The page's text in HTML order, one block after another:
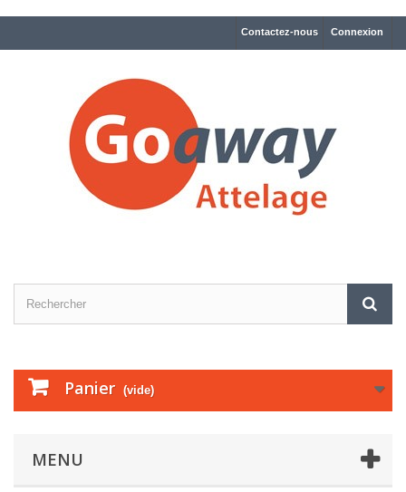
Connexion
Contactez-nous
Panier (vide)
MENU